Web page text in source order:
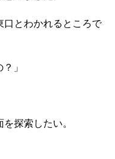
とわかれるところで
」
探索したい。